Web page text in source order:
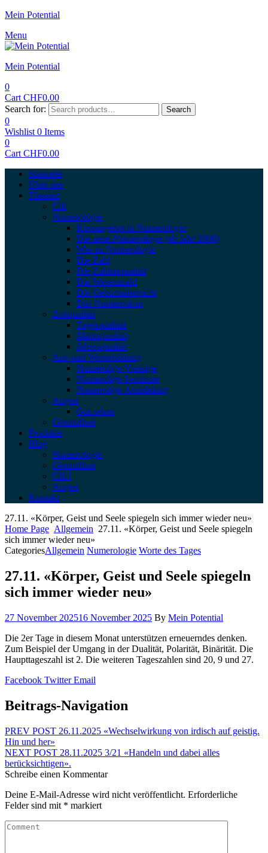
Mein Potential
Menu
Mein Potential
0
Cart CHF0.00
Search for:
Search
0
Wishlist 0 Items
0
Cart CHF0.00
Startseite
Über uns
Themen
Cili
Numerologie
Kursangebot in Numerologie
Die neue Numerologie (ab Jahr 2000)
Was ist Numerologie
Die Zahl
Die Zahlenqualität
Die Wesenszahl
Die Geburtsübersicht
Das Numeroskop
Zeitqualität
Tagesqualität
Mantsqualität
Jahresqualität
Aus-und Weiterbildung
Numerolige-Vorträge
Numerolige-Seminare
Numerolige-Ausbildung
Augen
Gut sehen
Gesundheit
Produkte
Blog
Numerologie
Gesundheit
CILI
Augen
Kontakt
27.11. «Körper, Geist und Seele spiegeln sich immer wieder neu»
Home Page Allgemein 27.11. «Körper, Geist und Seele spiegeln
sich immer wieder neu»
CategoriesAllgemein Numerologie Worte des Tages
27.11. «Körper, Geist und Seele spiegeln
sich immer wieder neu»
27 November 202516 November 2025 By Mein Potential
Die 2er Tage in diesem Monat unterstützen erneuerndes denken.
Zum Beispiel der Umgang in der Dualität, Polarität, Binärität. Die
Haupttageszahl ist 2. Die weiteren Tageszahlen sind 20, 9 und 27.
Facebook Twitter Email
Beitrags-Navigation
PREV POST 26.11.2025 «Wechselwirkung von irdisch auf geistig.
Hin und her»
NEXT POST 28.11.2025 3/21 «Handeln und dabei alles
berücksichtigen».
Schreibe einen Kommentar
Deine E-Mail-Adresse wird nicht veröffentlicht. Erforderliche
Felder sind mit * markiert